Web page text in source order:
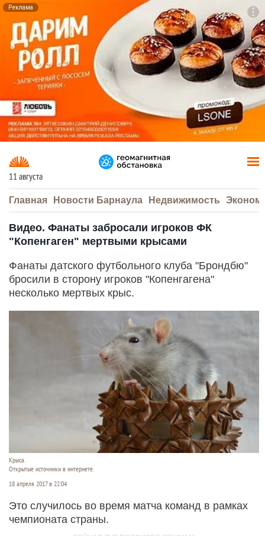
Реклама
11 августа
Главная Новости Барнаула Недвижимость
Видео. Фанаты забросали игроков ФК
"Копенгаген" мертвыми крысами
Фанаты датского футбольного клуба "Брондбю"
бросили в сторону игроков "Копенгагена"
несколько мертвых крыс.
Крыса.
Открытые источники в интернете.
18 апреля 2017 в 22:04
Это случилось во время матча команд в рамках
чемпионата страны.